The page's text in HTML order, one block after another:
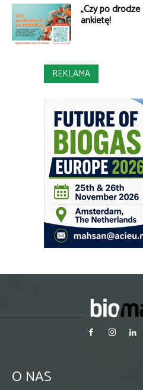
„Czy po
ankietę!
REKLAMA
O NAS